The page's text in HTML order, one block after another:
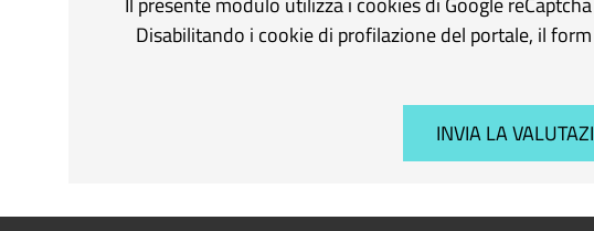
Disabilitando i cookie di profilazione del portale, il